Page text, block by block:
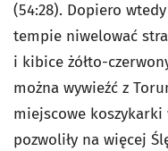
(54:28). Dopiero
tempie niwelować
i kibice żółto-
można wywieźć z
miejscowe koszykarki
pozwoliły na więcej